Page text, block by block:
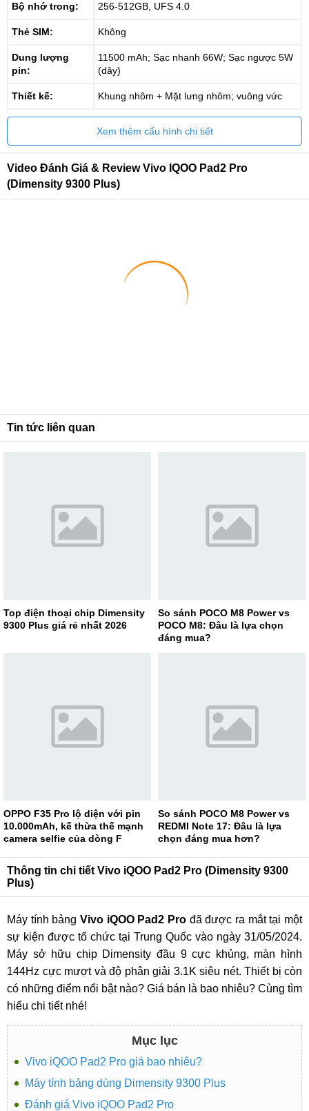
Bộ nhớ trong: 256-512GB, UFS 4.0
Thẻ SIM: Không
Dung lượng
pin:
11500 mAh; Sạc nhanh 66W; Sạc ngược 5W
(dây)
Thiết kế: Khung nhôm + Mặt lưng nhôm; vuông vức
Xem thêm cấu hình chi tiết
Video Đánh Giá & Review Vivo IQOO Pad2 Pro
(Dimensity 9300 Plus)
Tin tức liên quan
Top điện thoại chip Dimensity
9300 Plus giá rẻ nhất 2026
So sánh POCO M8 Power vs
POCO M8: Đâu là lựa chọn
đáng mua?
OPPO F35 Pro lộ diện với pin
10.000mAh, kế thừa thế mạnh
camera selfie của dòng F
So sánh POCO M8 Power vs
REDMI Note 17: Đâu là lựa
chọn đáng mua hơn?
Thông tin chi tiết Vivo iQOO Pad2 Pro (Dimensity 9300
Plus)
Máy tính bảng Vivo iQOO Pad2 Pro đã được ra mắt tại một
sự kiện được tổ chức tại Trung Quốc vào ngày 31/05/2024.
Máy sở hữu chip Dimensity đầu 9 cực khủng, màn hình
144Hz cực mượt và độ phân giải 3.1K siêu nét. Thiết bị còn
có những điểm nổi bật nào? Giá bán là bao nhiêu? Cùng tìm
hiểu chi tiết nhé!
Mục lục
Vivo iQOO Pad2 Pro giá bao nhiêu?
Máy tính bảng dùng Dimensity 9300 Plus
Đánh giá Vivo iQOO Pad2 Pro